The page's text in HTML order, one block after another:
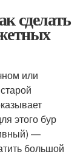
сделать
или
этого бур
—
большой